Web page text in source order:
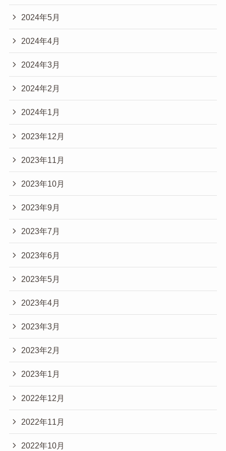
2024年5月
2024年4月
2024年3月
2024年2月
2024年1月
2023年12月
2023年11月
2023年10月
2023年9月
2023年7月
2023年6月
2023年5月
2023年4月
2023年3月
2023年2月
2023年1月
2022年12月
2022年11月
2022年10月